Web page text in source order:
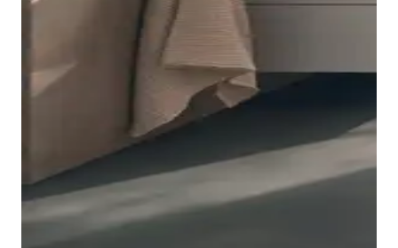
龛，可作为装饰性搁板使用，并可选择添加照明，与洗脸
盆柜相得益彰。高柜上层门内侧设有更多玻璃隔层，可存
层压涂层使浴室家具具有抗划伤性，从而提高了整体的耐
用性。Studio F. A. Porsche Collection 的所有家具均提
供自然色调、低调或鲜艳的色彩以及各种木质色调可供选
择。防指纹涂层（用于控制台面板和超哑光表面）使表面
清洁和保养变得特别容易。 此外，还提供可选的壁龛照
明和双色设计，家具主体和开放式壁龛的颜色可独立选
择，并可自由组合。
Studio F. A. Porsche 设计系列的浴缸让放松体验更完
美。 无论内置式、前壁式还是独立式，所有型号都配有
腰椎支撑，提供符合人体工学的支撑，让您享受特别舒适
的坐姿。从外观上看，独立式浴缸尤其让人想起台盆的形
状，突出了该系列的和谐理念。
该系列的嵌入式浴缸由经典的卫生陶瓷制成，而独立式浴
缸和前壁式浴缸则由通体染色的
DuroCast® Plus
件制成，表面柔滑细腻，质感哑光。两种型号的浴缸都足
Studio F. A. Porsche 设计系列的镜子和镜柜也采用了该
系列的标志性开放式壁龛设计，形成实用的搁板。除了侧
面的照明区域外，镜子还配有实用的壁龛照明，并可通过
传感器进行非接触式控制。可选配镜子加热装置。
镜柜的直接照明和壁龛照明也可通过感应开关进行控制。
Studio F. A. Porsche 设计系列的石质支架有三种不同的
颜色和款式可供选择，从而扩展了浴室个性化定制的可能
性。由于支架的形状与陶瓷的圆润边缘相呼应，营造出统